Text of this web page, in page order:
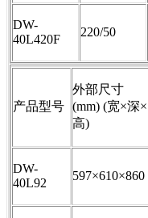
DW-
40L420F
220/50
产品型号
外部尺寸
(mm) (宽×深×
高)
DW-
40L92
597×610×860